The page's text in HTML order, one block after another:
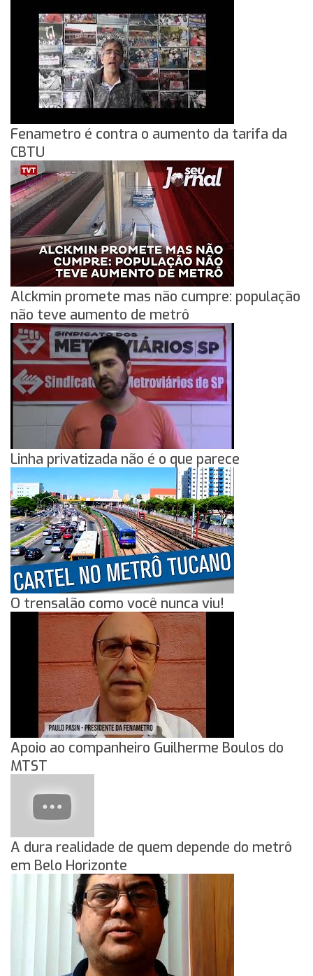
Fenametro é contra o aumento da tarifa da
CBTU
Alckmin promete mas não cumpre: população
não teve aumento de metrô
Linha privatizada não é o que parece
O trensalão como você nunca viu!
Apoio ao companheiro Guilherme Boulos do
MTST
A dura realidade de quem depende do metrô
em Belo Horizonte